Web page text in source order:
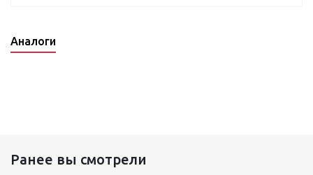
Аналоги
Ранее вы смотрели